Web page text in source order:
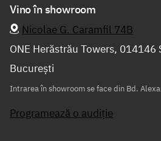
Vino în showroom
Nicolae G. Caramfil 74B
ONE Herăstrău Towers, 014146
București
Intrarea în showroom se face din Bd.
Programează o audiție